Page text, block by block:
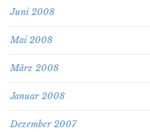
Juni 2008
Mai 2008
März 2008
Januar 2008
Dezember 2007